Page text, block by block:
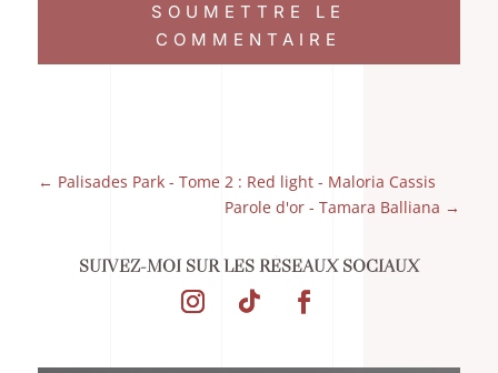
SOUMETTRE LE
COMMENTAIRE
← Palisades Park - Tome 2 : Red light - Maloria Cassis
Parole d'or - Tamara Balliana →
SUIVEZ-MOI SUR LES RÉSEAUX SOCIAUX